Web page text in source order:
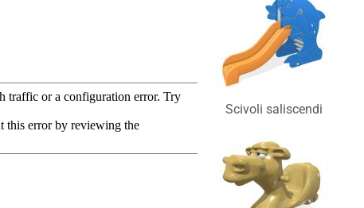
Scivoli saliscendi